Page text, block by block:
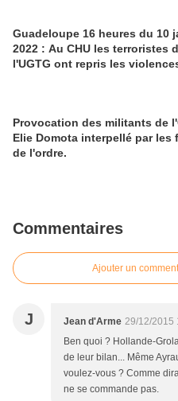
Guadeloupe 16 heures du 10
2022 : Au CHU les terroristes
l'UGTG ont repris les
Provocation des militants de
Elie Domota interpellé par les
de l'ordre.
Commentaires
Ajouter un
J Jean d'Arme 29/12/2015
Ben quoi ? Hollande-
de leur bilan... Même
voulez-vous ? Comme
ne se commande pas.